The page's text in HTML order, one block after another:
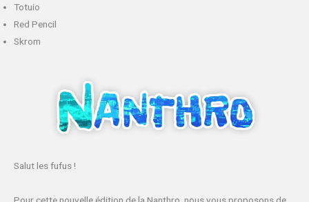
Totuio
Red Pencil
Skrom
Salut les fufus !